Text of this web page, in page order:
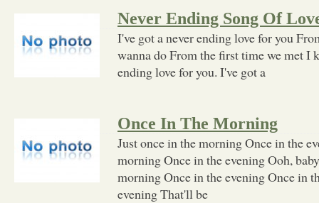
Never Ending Song Of
I've got a never ending love for you
wanna do From the first time we met I
ending love for you. I've got a
Once In The Morning
Just once in the morning Once in the
morning Once in the evening Ooh,
morning Once in the evening Once in
evening That'll be